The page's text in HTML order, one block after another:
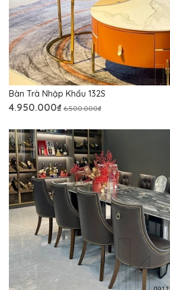
Bàn Trà Nhập Khẩu 132S
4.950.000₫ 6.500.000₫